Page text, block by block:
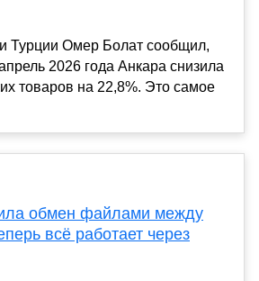
Турции Омер Болат сообщил,
2026 года Анкара снизила
товаров на 22,8%. Это самое
обмен файлами между
всё работает через